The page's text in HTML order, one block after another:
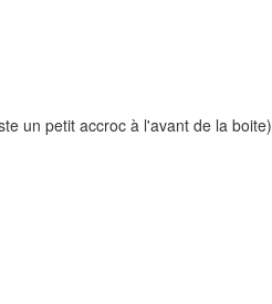
un petit accroc à l'avant de la boite)